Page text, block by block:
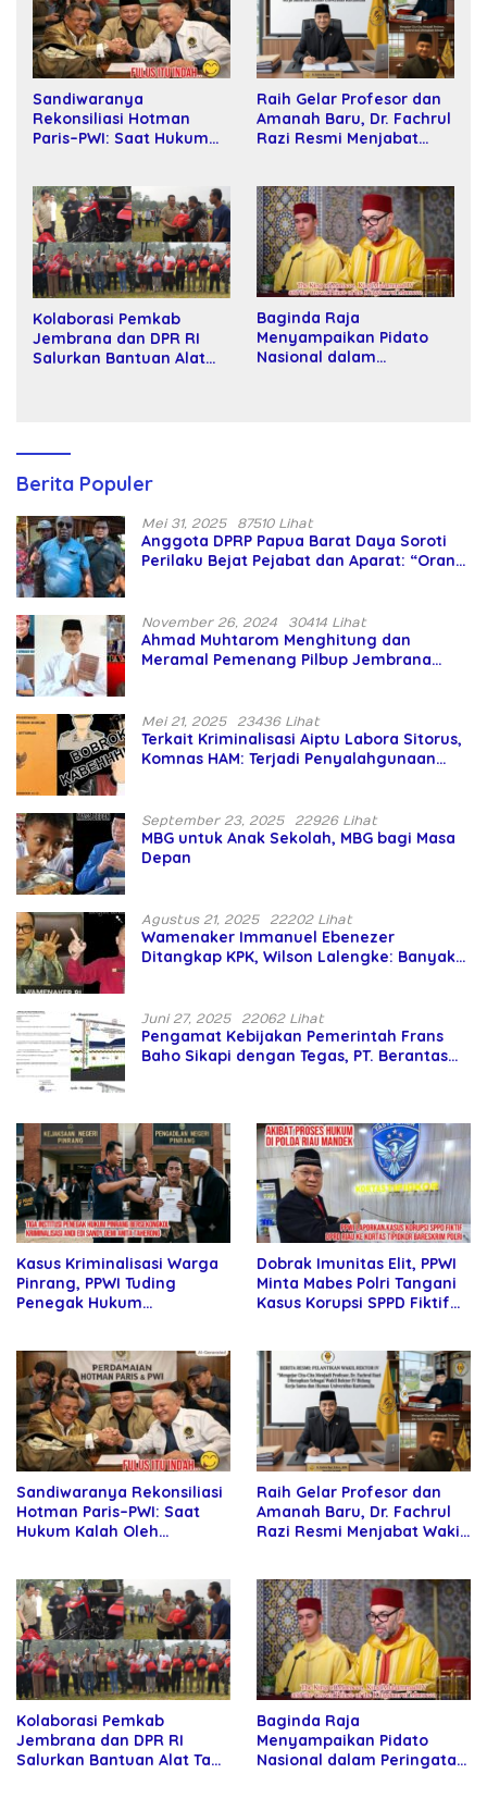
Sandiwaranya
Rekonsiliasi Hotman
Paris–PWI: Saat Hukum
Raih Gelar Profesor dan
Amanah Baru, Dr. Fachrul
Razi Resmi Menjabat
Kolaborasi Pemkab
Jembrana dan DPR RI
Salurkan Bantuan Alat
Baginda Raja
Menyampaikan Pidato
Nasional dalam
Berita Populer
Mei 31, 2025 87510 Lihat
Anggota DPRP Papua Barat Daya Soroti
Perilaku Bejat Pejabat dan Aparat: “Orang
November 26, 2024 30414 Lihat
Ahmad Muhtarom Menghitung dan
Meramal Pemenang Pilbup Jembrana
Mei 21, 2025 23436 Lihat
Terkait Kriminalisasi Aiptu Labora Sitorus,
Komnas HAM: Terjadi Penyalahgunaan
September 23, 2025 22926 Lihat
MBG untuk Anak Sekolah, MBG bagi Masa
Depan
Agustus 21, 2025 22202 Lihat
Wamenaker Immanuel Ebenezer
Ditangkap KPK, Wilson Lalengke: Banyak
Juni 27, 2025 22062 Lihat
Pengamat Kebijakan Pemerintah Frans
Baho Sikapi dengan Tegas, PT. Berantas
Kasus Kriminalisasi Warga
Pinrang, PPWI Tuding
Penegak Hukum
Dobrak Imunitas Elit, PPWI
Minta Mabes Polri Tangani
Kasus Korupsi SPPD Fiktif
Sandiwaranya Rekonsiliasi
Hotman Paris–PWI: Saat
Hukum Kalah Oleh
Raih Gelar Profesor dan
Amanah Baru, Dr. Fachrul
Razi Resmi Menjabat Wakil
Kolaborasi Pemkab
Jembrana dan DPR RI
Salurkan Bantuan Alat Tani
Baginda Raja
Menyampaikan Pidato
Nasional dalam Peringatan